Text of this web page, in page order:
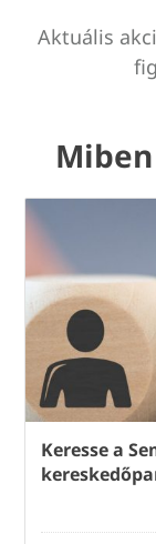
Aktuális
Keresse a